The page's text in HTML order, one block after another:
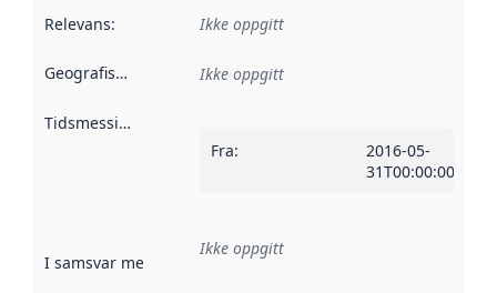
Relevans: Ikke oppgitt
Geografisk avgrensning :
Ikke oppgitt
Tidsmessig avgrensning
Fra:
2016-05-
31T00:00:00Z
I samsvar med Referanse til en implementasjonsregel
Ikke oppgitt